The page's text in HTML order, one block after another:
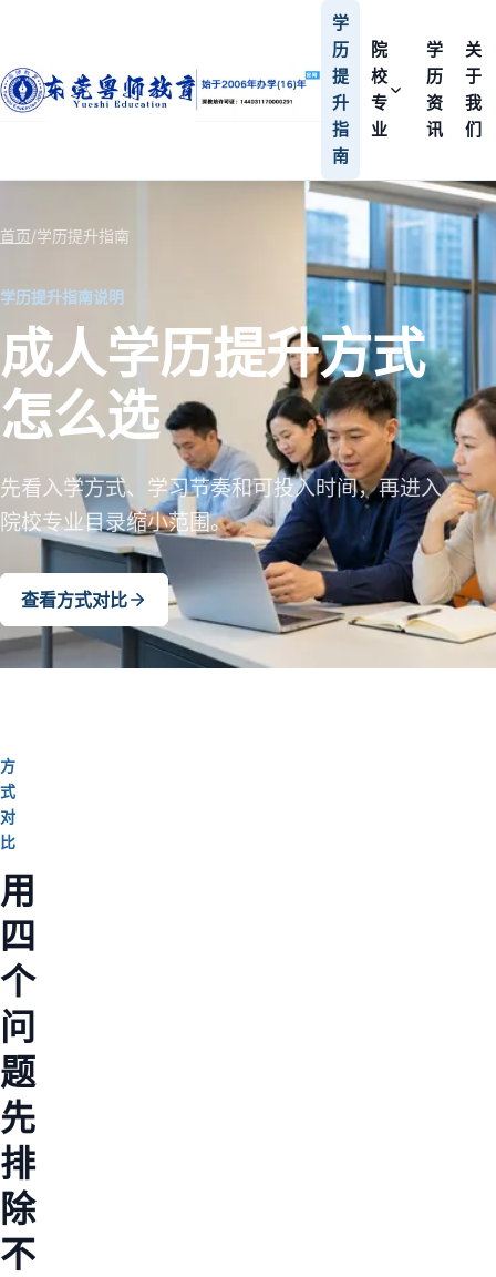
学
历
提
升
指
南
院
校
专
业
学
历
资
讯
关
于
我
们
首页/学历提升指南
学历提升指南说明
成人学历提升方式
怎么选
先看入学方式、学习节奏和可投入时间，再进入
院校专业目录缩小范围。
查看方式对比
方
式
对
比
用
四
个
问
题
先
排
除
不